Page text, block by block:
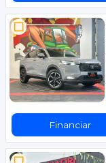
Financiar